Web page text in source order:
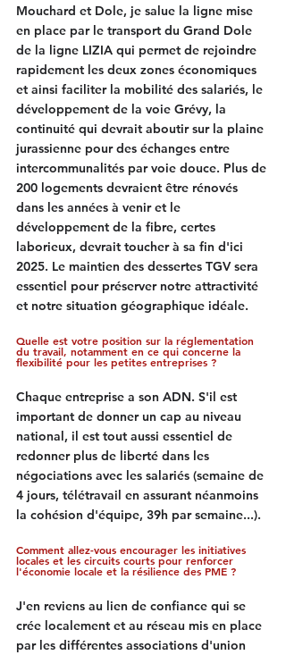
Mouchard et Dole, je salue la ligne mise
en place par le transport du Grand Dole
de la ligne LIZIA qui permet de rejoindre
rapidement les deux zones économiques
et ainsi faciliter la mobilité des salariés, le
développement de la voie Grévy, la
continuité qui devrait aboutir sur la plaine
jurassienne pour des échanges entre
intercommunalités par voie douce. Plus de
200 logements devraient être rénovés
dans les années à venir et le
développement de la fibre, certes
laborieux, devrait toucher à sa fin d'ici
2025. Le maintien des dessertes TGV sera
essentiel pour préserver notre attractivité
et notre situation géographique idéale.
Quelle est votre position sur la réglementation
du travail, notamment en ce qui concerne la
flexibilité pour les petites entreprises ?
Chaque entreprise a son ADN. S'il est
important de donner un cap au niveau
national, il est tout aussi essentiel de
redonner plus de liberté dans les
négociations avec les salariés (semaine de
4 jours, télétravail en assurant néanmoins
la cohésion d'équipe, 39h par semaine...).
Comment allez-vous encourager les initiatives
locales et les circuits courts pour renforcer
l'économie locale et la résilience des PME ?
J'en reviens au lien de confiance qui se
crée localement et au réseau mis en place
par les différentes associations d'union